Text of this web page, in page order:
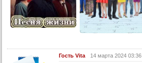
Гость Vita
14 марта 2024 03:36